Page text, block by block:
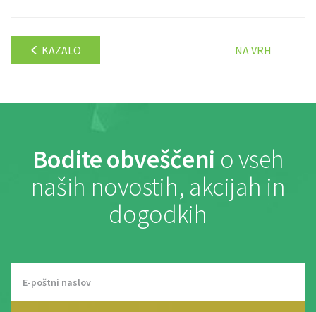
KAZALO NA VRH
Bodite obveščeni o vseh
naših novostih, akcijah in
dogodkih